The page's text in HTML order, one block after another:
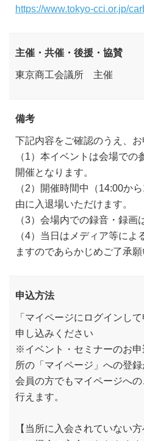
https://www.tokyo-cci.or.jp/
主催・共催・後援・協賛
東京商工会議所 主催
備考
下記内容をご確認のうえ、お
（1）本イベントは会場で
開催となります。
（2）開催時間中（14:00か
由に入退場いただけます。
（3）会場内での録音・録画
（4）当日はメディア等によ
ますのであらかじめご了承
申込方法
「マイページにログインし
申し込みください
※イベント・セミナーのお
所の「マイページ」への登
会員の方でもマイページへ
行えます。
【当所に入会されていない方